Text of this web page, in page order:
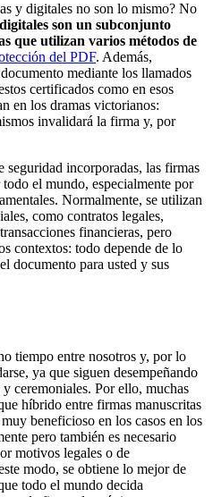
y digitales no son lo mismo? No
son un subconjunto
que utilizan varios métodos de
del PDF. Además,
mediante los llamados
certificados como en esos
en los dramas victorianos:
invalidará la firma y, por
seguridad incorporadas, las firmas
el mundo, especialmente por
Normalmente, se utilizan
como contratos legales,
financieras, pero
contextos: todo depende de lo
documento para usted y sus
tiempo entre nosotros y, por lo
ya que siguen desempeñando
ceremoniales. Por ello, muchas
híbrido entre firmas manuscritas
beneficioso en los casos en los
pero también es necesario
motivos legales o de
modo, se obtiene lo mejor de
todo el mundo decida